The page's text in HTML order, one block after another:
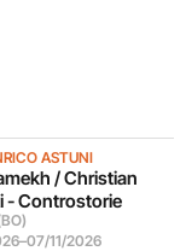
ASTUNI
/ Christian
- Controstorie
–07/11/2026